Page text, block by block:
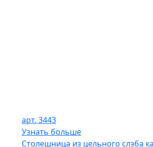
арт. 3443
Узнать больше
Столешница из цельного слэба